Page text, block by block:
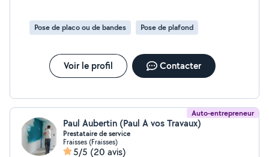
Pose de placo ou de bandes Pose de plafond
Voir le profil Contacter
Auto-entrepreneur
Paul Aubertin (Paul A vos Travaux)
Prestataire de service
Fraisses (Fraisses)
5/5 (20 avis)